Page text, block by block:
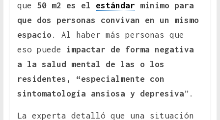
que 50 m2 es el estándar mínimo para
que dos personas convivan en un mismo
espacio . Al haber más personas que
eso puede
impactar de forma negativa
a la salud mental de las o los
residentes, “especialmente con
sintomatología ansiosa y depresiva”.
La experta detalló que una situación